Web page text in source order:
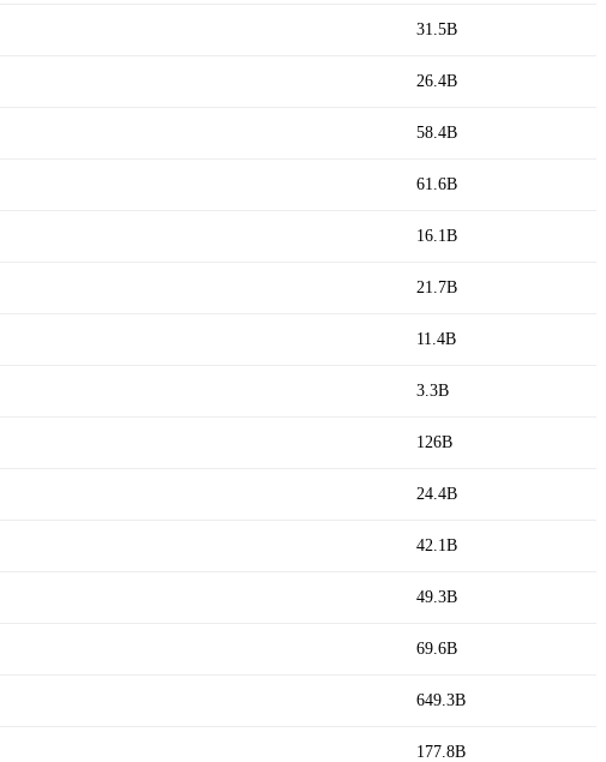
31.5B
26.4B
58.4B
61.6B
16.1B
21.7B
11.4B
3.3B
126B
24.4B
42.1B
49.3B
69.6B
649.3B
177.8B